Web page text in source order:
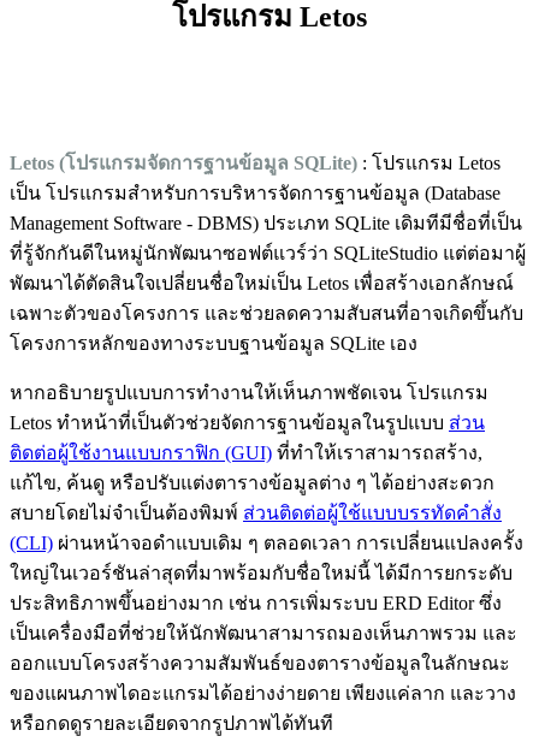
โปรแกรม Letos
Letos (โปรแกรมจัดการฐานข้อมูล SQLite) : โปรแกรม Letos
เป็น โปรแกรมสำหรับการบริหารจัดการฐานข้อมูล (Database
Management Software - DBMS) ประเภท SQLite เดิมทีมีชื่อที่เป็น
ที่รู้จักกันดีในหมู่นักพัฒนาซอฟต์แวร์ว่า SQLiteStudio แต่ต่อมาผู้
พัฒนาได้ตัดสินใจเปลี่ยนชื่อใหม่เป็น Letos เพื่อสร้างเอกลักษณ์
เฉพาะตัวของโครงการ และช่วยลดความสับสนที่อาจเกิดขึ้นกับ
โครงการหลักของทางระบบฐานข้อมูล SQLite เอง
หากอธิบายรูปแบบการทำงานให้เห็นภาพชัดเจน โปรแกรม
Letos ทำหน้าที่เป็นตัวช่วยจัดการฐานข้อมูลในรูปแบบ ส่วน
ติดต่อผู้ใช้งานแบบกราฟิก (GUI) ที่ทำให้เราสามารถสร้าง,
แก้ไข, ค้นดู หรือปรับแต่งตารางข้อมูลต่าง ๆ ได้อย่างสะดวก
สบายโดยไม่จำเป็นต้องพิมพ์ ส่วนติดต่อผู้ใช้แบบบรรทัดคำสั่ง
(CLI) ผ่านหน้าจอดำแบบเดิม ๆ ตลอดเวลา การเปลี่ยนแปลงครั้ง
ใหญ่ในเวอร์ชันล่าสุดที่มาพร้อมกับชื่อใหม่นี้ ได้มีการยกระดับ
ประสิทธิภาพขึ้นอย่างมาก เช่น การเพิ่มระบบ ERD Editor ซึ่ง
เป็นเครื่องมือที่ช่วยให้นักพัฒนาสามารถมองเห็นภาพรวม และ
ออกแบบโครงสร้างความสัมพันธ์ของตารางข้อมูลในลักษณะ
ของแผนภาพไดอะแกรมได้อย่างง่ายดาย เพียงแค่ลาก และวาง
หรือกดดูรายละเอียดจากรูปภาพได้ทันที